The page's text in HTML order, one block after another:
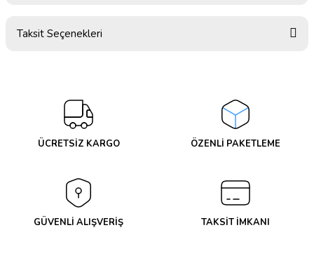
Taksit Seçenekleri
ÜCRETSİZ KARGO ÖZENLİ PAKETLEME
GÜVENLİ ALIŞVERİŞ TAKSİT İMKANI